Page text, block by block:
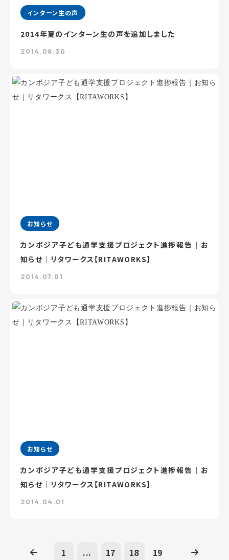
インターン生の声
2014年夏のインターン生の声を追加しました
2014.09.30
お知らせ
カンボジア子ども通学支援プロジェクト進捗報告｜お
知らせ｜リタワークス【RITAWORKS】
2014.07.01
お知らせ
カンボジア子ども通学支援プロジェクト進捗報告｜お
知らせ｜リタワークス【RITAWORKS】
2014.04.01
1 ... 17 18 19